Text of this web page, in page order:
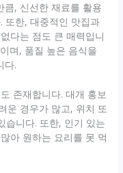
큼, 신선한 재료를 활용
또한, 대중적인 맛집과
다는 점도 큰 매력입니
며, 품질 높은 음식을
다.
존재합니다. 대개 홍보
운 경우가 많고, 위치 또
습니다. 또한, 인기 있는
아 원하는 요리를 못 먹